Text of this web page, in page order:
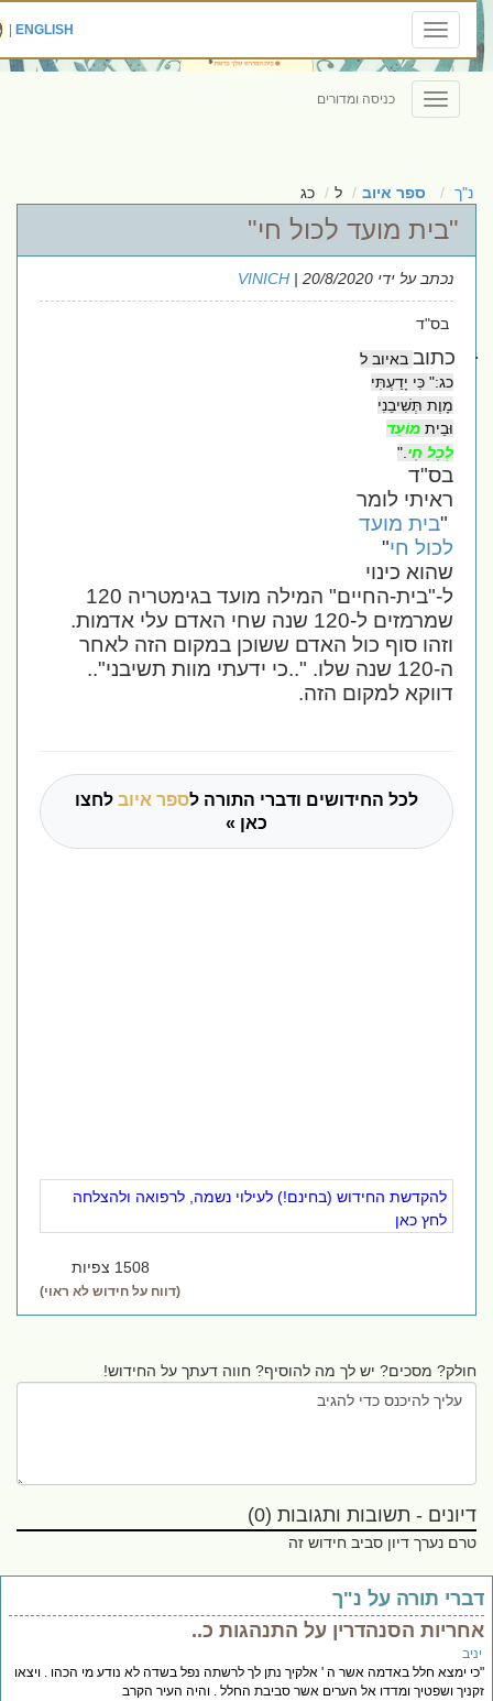
Toggle
navigation
ENGLISH
|
Toggle
navigation
כניסה ומדורים
נ"ך ספר איוב ל כג
"בית מועד לכול חי"
נכתב על ידי VINICH| 20/8/2020
בס"ד
כתוב באיוב ל
כג:" כִּי יָדַעְתִּי
מָוֶת תְּשִׁיבֵנִי
וּבֵיתמוֹעֵד
לְכָל חָי ".
בס"ד
ראיתי לומר
בית מועד
לכול חי"
שהוא כינוי
ל-"בית-החיים" המילה מועד בגימטריה 120
שמרמזים ל-120 שנה שחי האדם עלי אדמות.
וזהו סוף כול האדם ששוכן במקום הזה לאחר
ה-120 שנה שלו. "..כי ידעתי מוות תשיבני"..
דווקא למקום הזה.
לכל החידושים ודברי התורה לספר איובלחצו
כאן »
להקדשת החידוש (בחינם!) לעילוי נשמה, לרפואה ולהצלחה
לחץ כאן
1508 צפיות
(דווח על חידוש לא ראוי)
חולק? מסכים? יש לך מה להוסיף? חווה דעתך על החידוש!
דיונים - תשובות ותגובות (0)
טרם נערך דיון סביב חידוש זה
תורה על נ"ך
הסנהדרין על התנהגות כ..
ימצא חלל באדמה אשר ה ' אלקיך נתן לך לרשתה נפל בשדה לא נודע מי הכהו . ויצאו
ושפטיך ומדדו אל הערים אשר סביבת החלל . והיה העיר הקרב